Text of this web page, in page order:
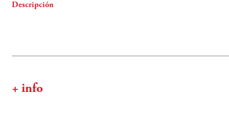
Descripción
+ info